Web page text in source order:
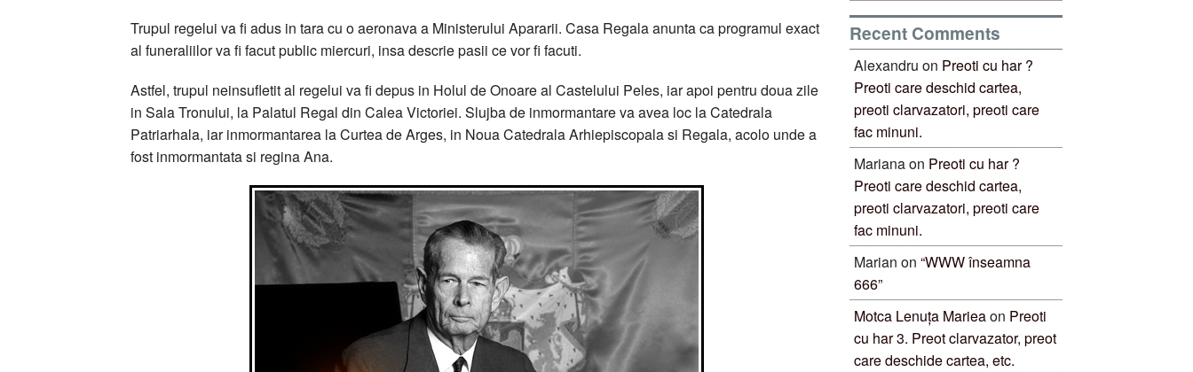
Trupul regelui va fi adus in tara cu o aeronava a Ministerului Apararii. Casa Regala anunta ca programul exact
al funeraliilor va fi facut public miercuri, insa descrie pasii ce vor fi facuti.
Astfel, trupul neinsufletit al regelui va fi depus in Holul de Onoare al Castelului Peles, iar apoi pentru doua zile
in Sala Tronului, la Palatul Regal din Calea Victoriei. Slujba de inmormantare va avea loc la Catedrala
Patriarhala, iar inmormantarea la Curtea de Arges, in Noua Catedrala Arhiepiscopala si Regala, acolo unde a
fost inmormantata si regina Ana.
Recent Comments
Alexandru on Preoti cu har ?
Preoti care deschid cartea,
preoti clarvazatori, preoti care
fac minuni.
Marianaon Preoti cu har ?
Preoti care deschid cartea,
preoti clarvazatori, preoti care
fac minuni.
Marian on “WWW înseamna
666”
Motca Lenuța Marieaon Preoti
cu har 3. Preot clarvazator, preot
care deschide cartea, etc.